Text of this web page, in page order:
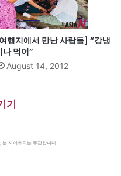
행지에서 만난 사람들] “강냉
나 먹어”
August 14, 2012
기
사이트와는 무관합니다.